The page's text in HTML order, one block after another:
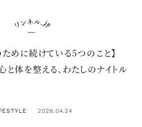
めに続けている5つのこと】
体を整える、わたしのナイトル
： 2026.04.24